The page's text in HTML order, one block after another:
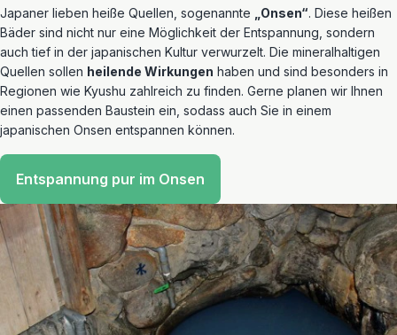
Japaner lieben heiße Quellen, sogenannte „Onsen“. Diese heißen
Bäder sind nicht nur eine Möglichkeit der Entspannung, sondern
auch tief in der japanischen Kultur verwurzelt. Die mineralhaltigen
Quellen sollen heilende Wirkungen haben und sind besonders in
Regionen wie Kyushu zahlreich zu finden. Gerne planen wir Ihnen
einen passenden Baustein ein, sodass auch Sie in einem
japanischen Onsen entspannen können.
Entspannung pur im Onsen